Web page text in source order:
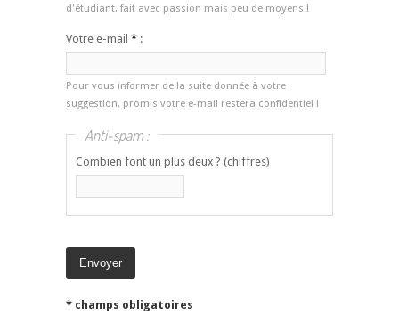
d'étudiant, fait avec passion mais peu de moyens !
Votre e-mail * :
Pour vous informer de la suite donnée à votre
suggestion, promis votre e-mail restera confidentiel !
Anti-spam :
Combien font un plus deux ? (chiffres)
* champs obligatoires